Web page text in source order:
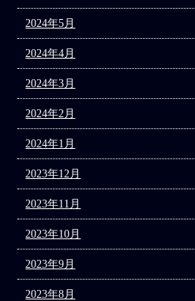
2024年5月
2024年4月
2024年3月
2024年2月
2024年1月
2023年12月
2023年11月
2023年10月
2023年9月
2023年8月